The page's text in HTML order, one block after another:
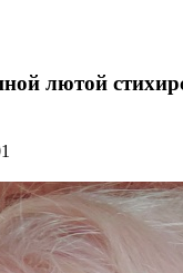
лютой